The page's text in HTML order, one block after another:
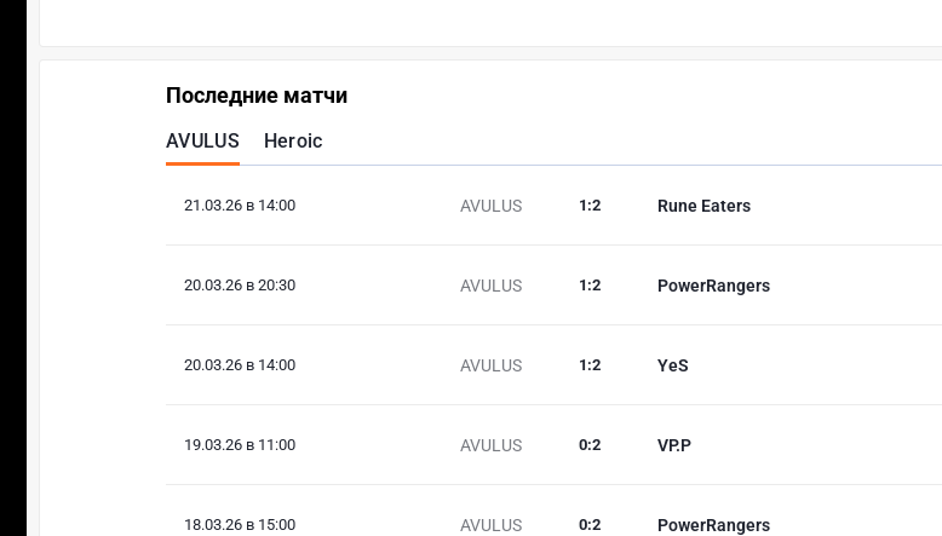
Последние матчи
AVULUS Heroic
21.03.26 в 14:00 AVULUS Rune Eaters
1 :2
20.03.26 в 20:30 AVULUS PowerRangers
1 :2
20.03.26 в 14:00 AVULUS YeS
1 :2
19.03.26 в 11:00 AVULUS VP.P
0:2
18.03.26 в 15:00 AVULUS PowerRangers
0:2